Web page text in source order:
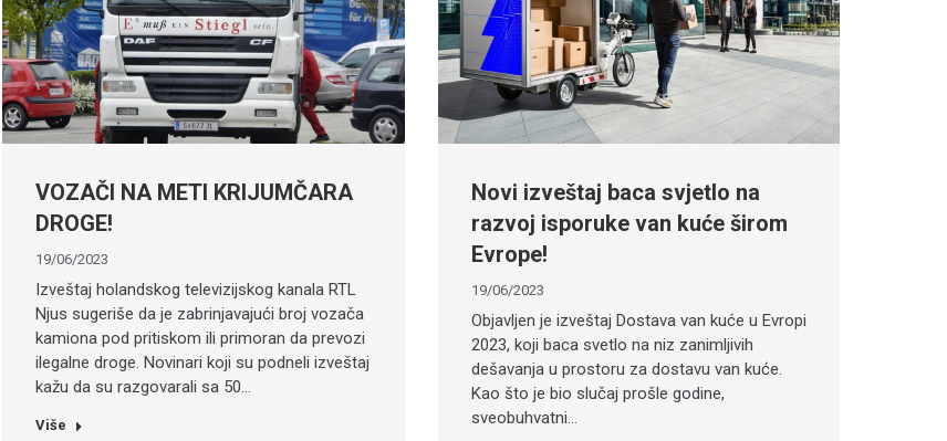
VOZAČI NA METI KRIJUMČARA
DROGE!
19/06/2023
Izveštaj holandskog televizijskog kanala RTL
Njus sugeriše da je zabrinjavajući broj vozača
kamiona pod pritiskom ili primoran da prevozi
ilegalne droge. Novinari koji su podneli izveštaj
kažu da su razgovarali sa 50…
Više
Novi izveštaj baca svjetlo na
razvoj isporuke van kuće širom
Evrope!
19/06/2023
Objavljen je izveštaj Dostava van kuće u Evropi
2023, koji baca svetlo na niz zanimljivih
dešavanja u prostoru za dostavu van kuće.
Kao što je bio slučaj prošle godine,
sveobuhvatni…